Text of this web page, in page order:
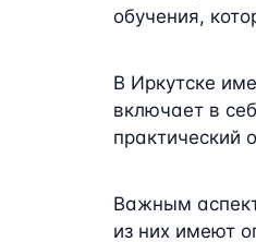
обучения,
В Иркутске
включает в
практический
Важным
из них имеют